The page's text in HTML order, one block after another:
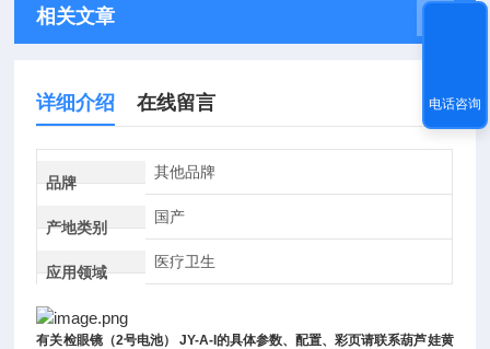
相关文章
详细介绍 在线留言
品牌
其他品牌
产地类别
国产
应用领域
医疗卫生
有关检眼镜（2号电池） JY-A-I 的具体参数、配置、彩页请联系葫芦娃黄
电话咨询